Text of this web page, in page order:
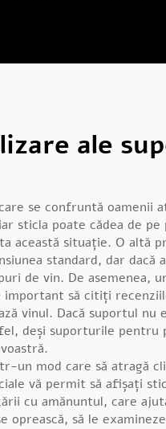
ale
se confruntă oamenii
poate cădea de
situație. O altă
standard, dar dacă
de vin. De asemenea,
să citiți
vinul. Dacă suportul
deși suporturile
un mod care să atragă
vă permit să afișați
cu amănuntul, care
să le